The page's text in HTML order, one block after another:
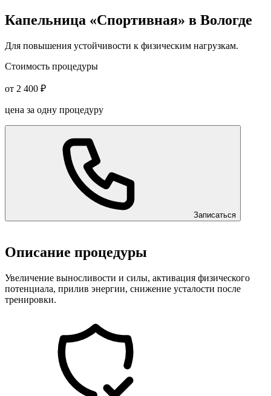
Капельница «Спортивная» в Вологде
Для повышения устойчивости к физическим нагрузкам.
Стоимость процедуры
от 2 400 ₽
цена за одну процедуру
Записаться
Описание процедуры
Увеличение выносливости и силы, активация физического
потенциала, прилив энергии, снижение усталости после
тренировки.